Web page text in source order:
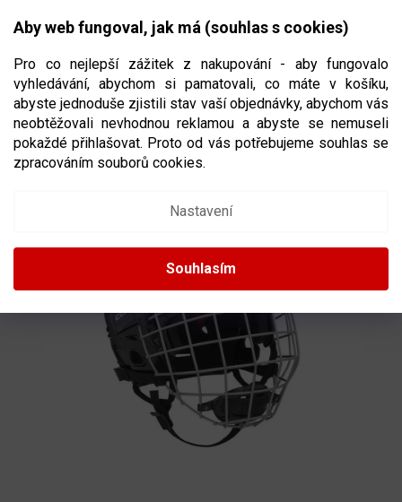
Aby web fungoval, jak má (souhlas s cookies)
Pro co nejlepší zážitek z nakupování - aby fungovalo
vyhledávání, abychom si pamatovali, co máte v košíku,
abyste jednoduše zjistili stav vaší objednávky, abychom vás
neobtěžovali nevhodnou reklamou a abyste se nemuseli
pokaždé přihlašovat. Proto od vás potřebujeme souhlas se
zpracováním souborů cookies.
Nastavení
Souhlasím
CZK
NÁKUPNÍ
HELMA CCM TACKS 70 COMBO SR
VELIKOST SENIOR